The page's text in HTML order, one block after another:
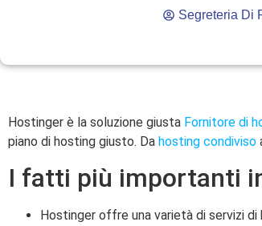
Segreteria Di
Hostinger è la soluzione giusta Fornitore di
piano di hosting giusto. Da hosting condiviso
I fatti più importanti
Hostinger offre una varietà di servizi